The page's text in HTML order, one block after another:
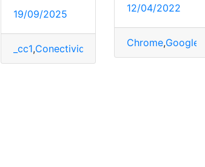
Gobierno,proveedores
19/09/2025
_cc1,Conectividad Conexión ,Configuración
12/04/2022
Chrome,Google